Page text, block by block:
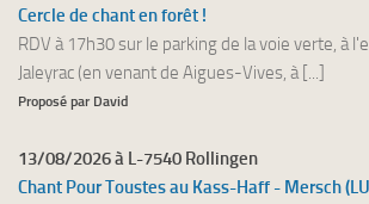
Cercle de chant en forêt !
RDV à 17h30 sur le parking de la voie verte, à
Jaleyrac (en venant de Aigues-Vives, à [...]
Proposé par David
13/08/2026 à L-7540 Rollingen
Chant Pour Toustes au Kass-Haff - Mersch